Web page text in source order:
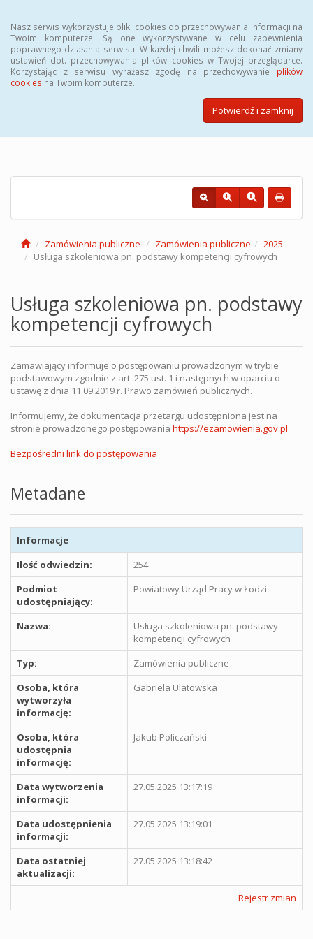
Nasz serwis wykorzystuje pliki cookies do przechowywania informacji na
Twoim komputerze. Są one wykorzystywane w celu zapewnienia
poprawnego działania serwisu. W każdej chwili możesz dokonać zmiany
ustawień dot. przechowywania plików cookies w Twojej przeglądarce.
Korzystając z serwisu wyrażasz zgodę na przechowywanie plików
cookies na Twoim komputerze.
Potwierdź i zamknij
Biuletyn Informacji Publicznej
Powiatowego Urzędu Pracy w
Zamówienia publiczne Zamówienia publiczne
2025
Usługa szkoleniowa pn. podstawy kompetencji cyfrowych
Usługa szkoleniowa pn. podstawy
kompetencji cyfrowych
Zamawiający informuje o postępowaniu prowadzonym w trybie
podstawowym zgodnie z art. 275 ust. 1 i następnych w oparciu o
ustawę z dnia 11.09.2019 r. Prawo zamówień publicznych.
Informujemy, że dokumentacja przetargu udostępniona jest na
stronie prowadzonego postępowania https://ezamowienia.gov.pl
Bezpośredni link do postępowania
Metadane
Informacje
Ilość odwiedzin:
254
Podmiot
udostępniający:
Powiatowy Urząd Pracy w Łodzi
Nazwa:
Usługa szkoleniowa pn. podstawy
kompetencji cyfrowych
Typ:
Zamówienia publiczne
Osoba, która
wytworzyła
informację:
Gabriela Ulatowska
Osoba, która
udostępnia
informację:
Jakub Policzański
Data wytworzenia
informacji:
27.05.2025 13:17:19
Data udostępnienia
informacji:
27.05.2025 13:19:01
Data ostatniej
aktualizacji:
27.05.2025 13:18:42
Rejestr zmian